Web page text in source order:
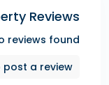
Reviews
reviews found.
post a review